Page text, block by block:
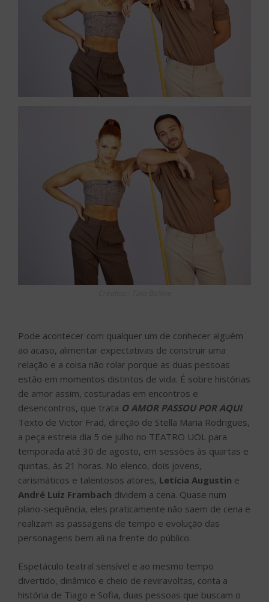
Pode acontecer com qualquer um de conhecer alguém
ao acaso, alimentar expectativas de construir uma
relação e a coisa não rolar porque as duas pessoas
estão em momentos distintos de vida. É sobre histórias
de amor assim, costuradas em encontros e
desencontros, que trata O AMOR PASSOU POR AQUI.
Texto de Victor Frad, direção de Stella Maria Rodrigues,
a peça estreia dia 5 de julho no TEATRO UOL para
temporada até 30 de agosto, em sessões às quartas e
quintas, às 21 horas. No elenco, dois jovens,
carismáticos e talentosos atores, Letícia Augustin e
André Luiz Frambach dividem a cena. Quase num
plano-sequência, eles praticamente não saem de cena e
realizam as passagens de tempo e evolução das
personagens bem ali na frente do público.
Espetáculo teatral sensível e ao mesmo tempo
divertido, dinâmico e cheio de reviravoltas, conta a
história de Tiago e Sofia, duas pessoas que buscam o